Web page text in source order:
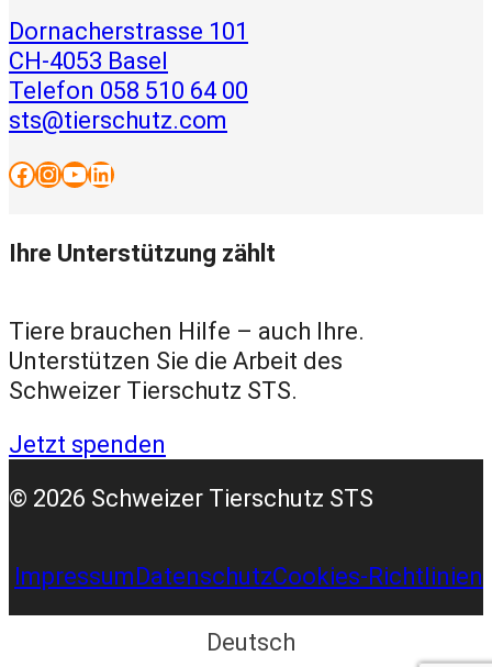
Dornacherstrasse 101
CH-4053 Basel
Telefon 058 510 64 00
sts@tierschutz.com
Facebook InstagramYouTube LinkedIn
Ihre Unterstützung zählt
Tiere brauchen Hilfe – auch Ihre.
Unterstützen Sie die Arbeit des
Schweizer Tierschutz STS.
Jetzt spenden
© 2026 Schweizer Tierschutz STS
ImpressumDatenschutzCookies-Richtlinien
Deutsch